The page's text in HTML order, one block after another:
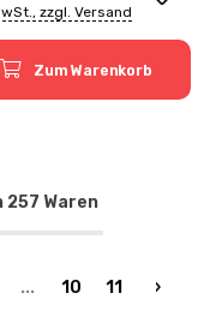
zzgl. Versand
Zum Warenkorb
257 Waren
... 10 11 ›